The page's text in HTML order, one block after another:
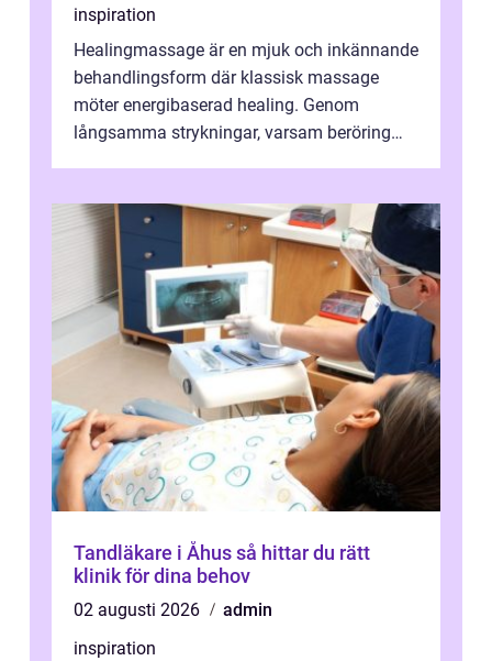
inspiration
Healingmassage är en mjuk och inkännande
behandlingsform där klassisk massage
möter energibaserad healing. Genom
långsamma strykningar, varsam beröring
Tandläkare i Åhus så hittar du rätt
klinik för dina behov
02 augusti 2026
admin
inspiration